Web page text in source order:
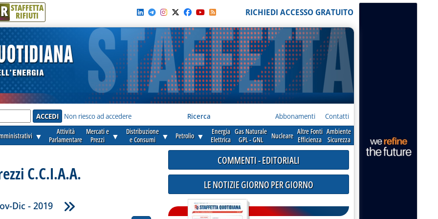
R STAFFETTA
RIFIUTI RICHIEDI ACCESSO GRATUITO
Non riesco ad accedere Ricerca Abbonamenti Contatti
▼
Attività
Parlamentare
Mercati e
Prezzi
▼
Distribuzione
e Consumi
▼ Petrolio ▼
Energia
Elettrica
Gas Naturale
GPL - GNL
Nucleare Altre Fonti
Efficienza
Ambiente
Sicurezza
C.C.I.A.A.
Dic - 2019
COMMENTI - EDITORIALI
LE NOTIZIE GIORNO PER GIORNO